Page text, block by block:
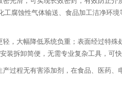
腐蚀性气体输送、食品加工洁净环境
，大幅降低系统负重；表面经过特殊
拆卸简便，无需专业复杂工具，可快
过程无有害添加剂，在食品、医药、